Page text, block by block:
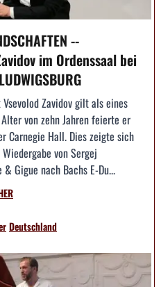
--
im Ordenssaal bei
Zavidov gilt als eines
von zehn Jahren feierte er
Carnegie Hall. Dies zeigte sich
von Sergej
Gigue nach Bachs E-Du...
Deutschland